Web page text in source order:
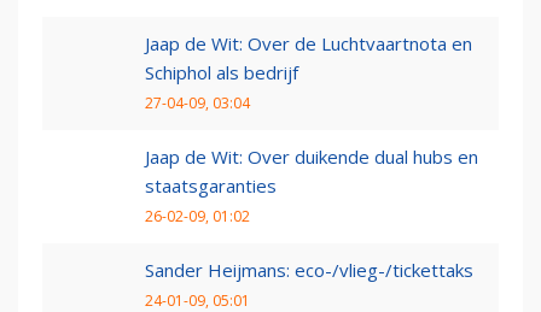
Jaap de Wit: Over de Luchtvaartnota en
Schiphol als bedrijf
27-04-09, 03:04
Jaap de Wit: Over duikende dual hubs en
staatsgaranties
26-02-09, 01:02
Sander Heijmans: eco-/vlieg-/tickettaks
24-01-09, 05:01